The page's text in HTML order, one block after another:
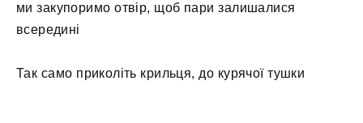
ми закупоримо отвір, щоб пари залишалися
всередині
Так само приколіть крильця, до курячої тушки